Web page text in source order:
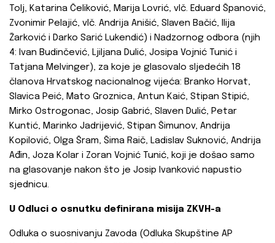
Tolj, Katarina Čeliković, Marija Lovrić, vlč. Eduard Španović,
Zvonimir Pelajić, vlč. Andrija Anišić, Slaven Bačić, Ilija
Žarković i Darko Sarić Lukendić) i Nadzornog odbora (njih
4: Ivan Budinčević, Ljiljana Dulić, Josipa Vojnić Tunić i
Tatjana Melvinger), za koje je glasovalo sljedećih 18
članova Hrvatskog nacionalnog vijeća: Branko Horvat,
Slavica Peić, Mato Groznica, Antun Kaić, Stipan Stipić,
Mirko Ostrogonac, Josip Gabrić, Slaven Dulić, Petar
Kuntić, Marinko Jadrijević, Stipan Šimunov, Andrija
Kopilović, Olga Šram, Šima Raič, Ladislav Suknović, Andrija
Ađin, Joza Kolar i Zoran Vojnić Tunić, koji je došao samo
na glasovanje nakon što je Josip Ivanković napustio
sjednicu.
U Odluci o osnutku definirana misija ZKVH-a
Odluka o suosnivanju Zavoda (Odluka Skupštine AP